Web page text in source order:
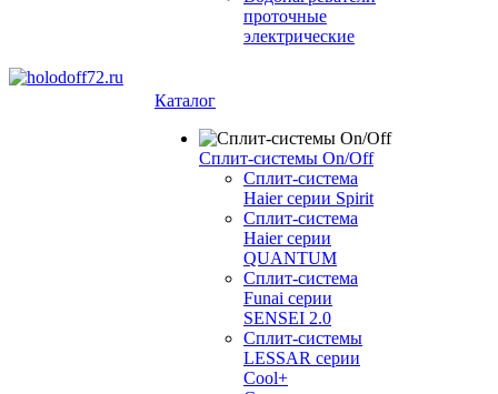
проточные
электрические
Каталог
Сплит-системы On/Off
Сплит-система
Haier серии Spirit
Сплит-система
Haier серии
QUANTUM
Сплит-система
Funai серии
SENSEI 2.0
Сплит-системы
LESSAR серии
Cool+